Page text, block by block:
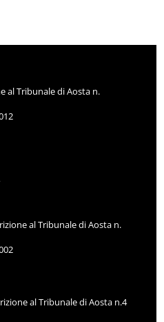
al Tribunale di Aosta n.
al Tribunale di Aosta n.
al Tribunale di Aosta n.4